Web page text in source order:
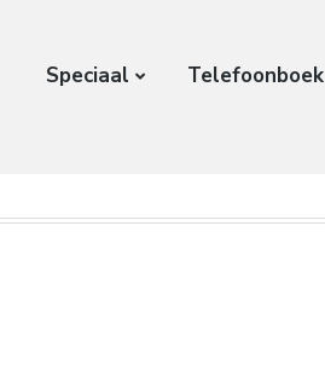
Speciaal Telefoonboek